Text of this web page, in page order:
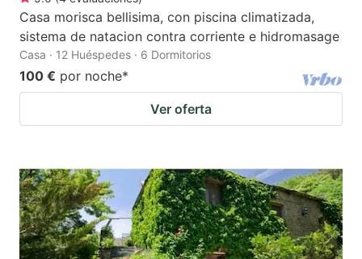
Casa morisca bellisima, con piscina climatizada,
sistema de natacion contra corriente e hidromasage
Casa · 12 Huéspedes · 6 Dormitorios
100 € por noche*
Ver oferta